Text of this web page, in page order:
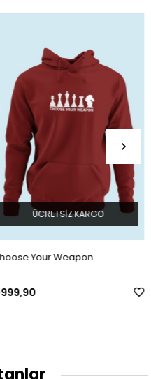
NO!!!
ÜCRETSIZ KARGO